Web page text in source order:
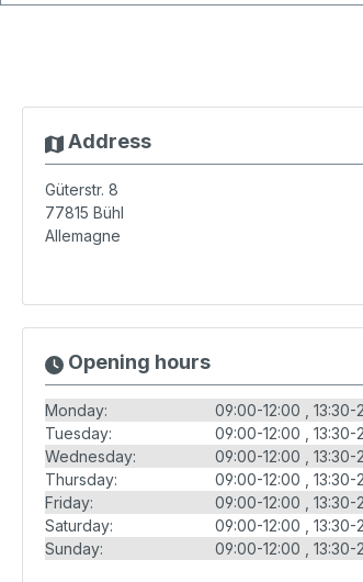
Address
Güterstr. 8
77815 Bühl
Allemagne
Opening hours
Monday: 09:00-12:00
13:30-
Tuesday:
09:00-12:00
13:30-
Wednesday:
09:00-12:00
13:30-
Thursday:
09:00-12:00
13:30-
Friday:
09:00-12:00
13:30-
Saturday:
09:00-12:00
13:30-
Sunday:
09:00-12:00 13:30-